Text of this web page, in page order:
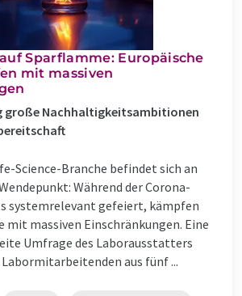
Sparflamme: Europäische
mit massiven
große Nachhaltigkeitsambitionen
Science-Branche befindet sich an
Während der Corona-
systemrelevant gefeiert, kämpfen
mit massiven Einschränkungen. Eine
Umfrage des Laborausstatters
aus fünf ...